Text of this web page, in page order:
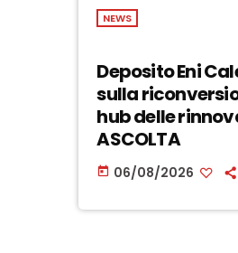
NEWS
Deposito Eni
sulla
hub delle
ASCOLTA
today 06/08/2026